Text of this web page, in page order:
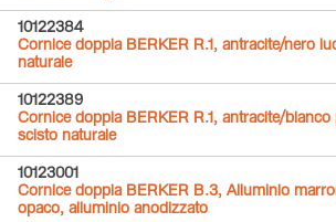
10122384
Cornice doppia BERKER R.1, antracite/nero
naturale
10122389
Cornice doppia BERKER R.1, antracite/bianco
scisto naturale
10123001
Cornice doppia BERKER B.3, Alluminio
opaco, alluminio anodizzato